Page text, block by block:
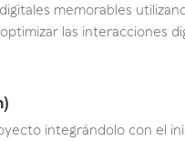
memorables
las interacciones
integrándolo con el